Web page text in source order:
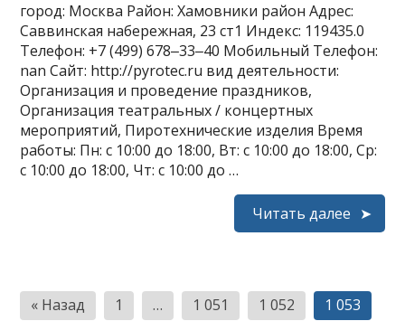
город: Москва Район: Хамовники район Адрес:
Саввинская набережная, 23 ст1 Индекс: 119435.0
Телефон: +7 (499) 678‒33‒40 Мобильный Телефон:
nan Сайт: http://pyrotec.ru вид деятельности:
Организация и проведение праздников,
Организация театральных / концертных
мероприятий, Пиротехнические изделия Время
работы: Пн: с 10:00 до 18:00, Вт: с 10:00 до 18:00, Ср:
с 10:00 до 18:00, Чт: с 10:00 до …
Читать далее
Пагинация
« Назад 1 … 1 051 1 052 1 053